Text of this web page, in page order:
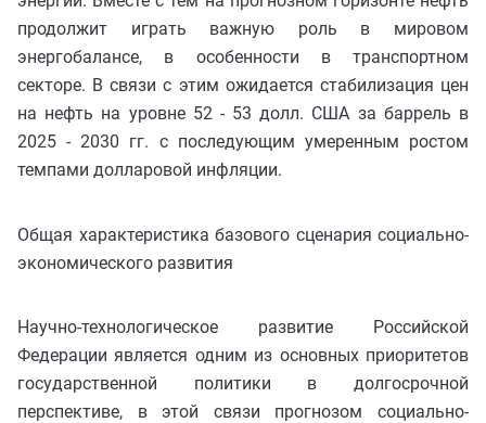
продолжит играть важную роль в мировом
энергобалансе, в особенности в транспортном
секторе. В связи с этим ожидается стабилизация цен
на нефть на уровне 52 - 53 долл. США за баррель в
2025 - 2030 гг. с последующим умеренным ростом
темпами долларовой инфляции.
Общая характеристика базового сценария социально-
экономического развития
Научно-технологическое развитие Российской
Федерации является одним из основных приоритетов
государственной политики в долгосрочной
перспективе, в этой связи прогнозом социально-